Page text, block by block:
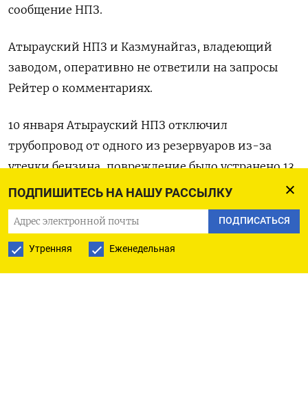
ПОДПИШИТЕСЬ НА НАШУ РАССЫЛКУ
ПОДПИСАТЬСЯ
Утренняя Еженедельная
сообщение НПЗ.
Атырауский НПЗ и Казмунайгаз, владеющий
заводом, оперативно не ответили на запросы
Рейтер о комментариях.
10 января Атырауский НПЗ отключил
трубопровод от одного из резервуаров из-за
утечки бензина, повреждение было устранено 13
января.
Атырауский НПЗ, расположенный на западе
Казахстана, имеет мощность переработки нефти